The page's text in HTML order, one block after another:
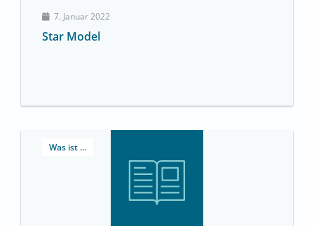
7. Januar 2022
Star Model
Was ist ...